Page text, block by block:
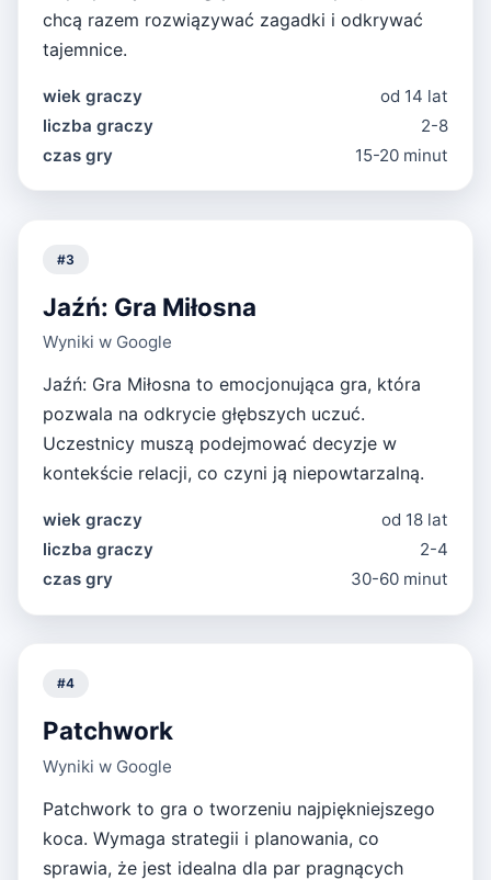
chcą razem rozwiązywać zagadki i odkrywać
tajemnice.
wiek graczy
od 14 lat
liczba graczy
2-8
czas gry
15-20 minut
#3
Jaźń: Gra Miłosna
Wyniki w Google
Jaźń: Gra Miłosna to emocjonująca gra, która
pozwala na odkrycie głębszych uczuć.
Uczestnicy muszą podejmować decyzje w
kontekście relacji, co czyni ją niepowtarzalną.
wiek graczy
od 18 lat
liczba graczy
2-4
czas gry
30-60 minut
#4
Patchwork
Wyniki w Google
Patchwork to gra o tworzeniu najpiękniejszego
koca. Wymaga strategii i planowania, co
sprawia, że jest idealna dla par pragnących